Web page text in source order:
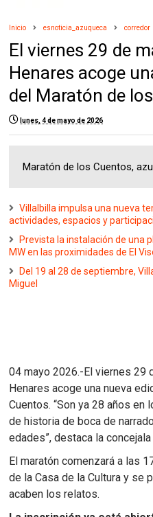
Inicio esnoticia_azuqueca corredor
El viernes 29 de
Henares acoge
del Maratón de
lunes, 4 de mayo de 2026
Maratón de los Cuentos,
Villalbilla impulsa una nueva
actividades, espacios y
Prevista la instalación de una
MW en las proximidades de El
Del 19 al 28 de septiembre,
Miguel
04 mayo 2026.-El viernes 29
Henares acoge una nueva
Cuentos. “Son ya 28 años
de historia de boca de
edades”, destaca la
El maratón comenzará a las
de la Casa de la Cultura y se
acaben los relatos.